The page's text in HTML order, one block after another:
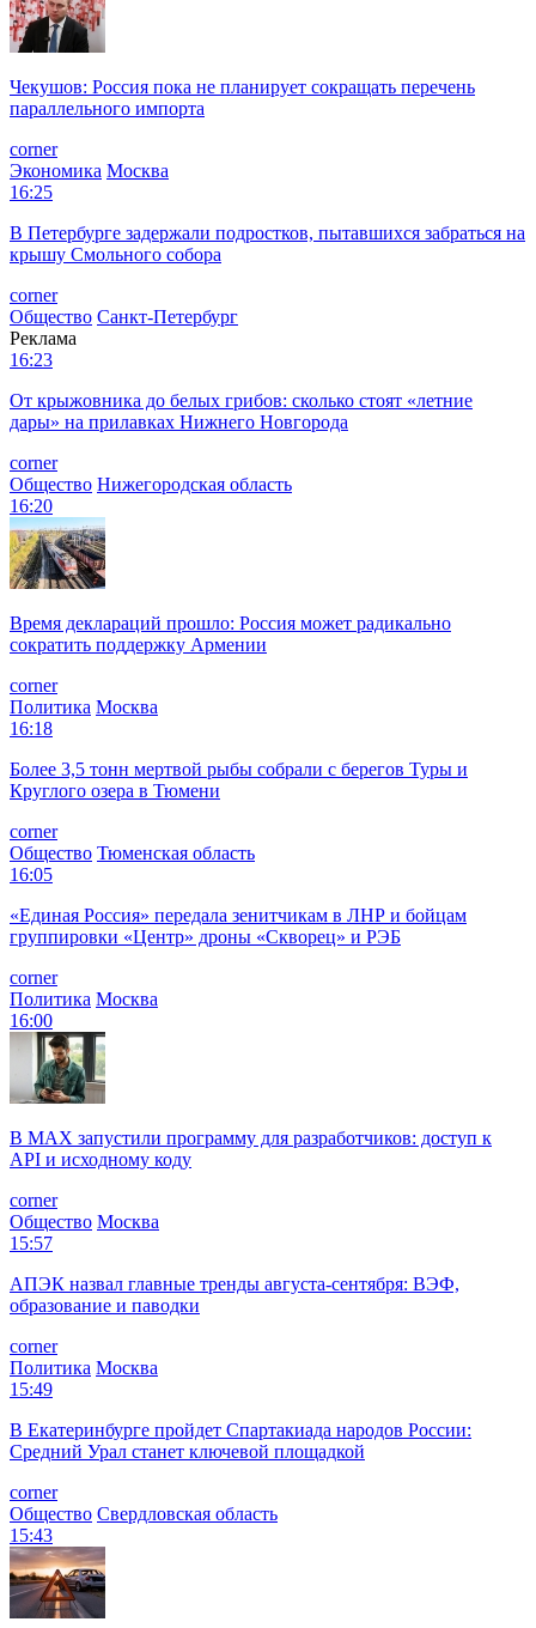
Чекушов: Россия пока не планирует сокращать перечень
параллельного импорта
corner
Экономика Москва
16:25
В Петербурге задержали подростков, пытавшихся забраться на
крышу Смольного собора
corner
Общество Санкт-Петербург
Реклама
16:23
От крыжовника до белых грибов: сколько стоят «летние
дары» на прилавках Нижнего Новгорода
corner
Общество Нижегородская область
16:20
Время деклараций прошло: Россия может радикально
сократить поддержку Армении
corner
Политика Москва
16:18
Более 3,5 тонн мертвой рыбы собрали с берегов Туры и
Круглого озера в Тюмени
corner
Общество Тюменская область
16:05
«Единая Россия» передала зенитчикам в ЛНР и бойцам
группировки «Центр» дроны «Скворец» и РЭБ
corner
Политика Москва
16:00
В MAX запустили программу для разработчиков: доступ к
API и исходному коду
corner
Общество Москва
15:57
АПЭК назвал главные тренды августа-сентября: ВЭФ,
образование и паводки
corner
Политика Москва
15:49
В Екатеринбурге пройдет Спартакиада народов России:
Средний Урал станет ключевой площадкой
corner
Общество Свердловская область
15:43